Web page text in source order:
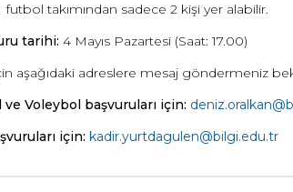
takımından sadece 2 kişi yer alabilir.
tarihi: 4 Mayıs Pazartesi (Saat: 17.00)
aşağıdaki adreslere mesaj göndermeniz
Voleybol başvuruları için:
için: kadir.yurtdagulen@bilgi.edu.tr